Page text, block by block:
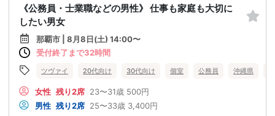
《公務員・士業職などの男性》 仕事も家庭も大切に
したい男女
那覇市 | 8月8日(土) 14:00〜
受付終了まで32時間
ツヴァイ 20代向け 30代向け 個室 公務員 沖縄県
女性 残り2席 23〜31歳 500円
男性 残り2席 25〜33歳 3,400円